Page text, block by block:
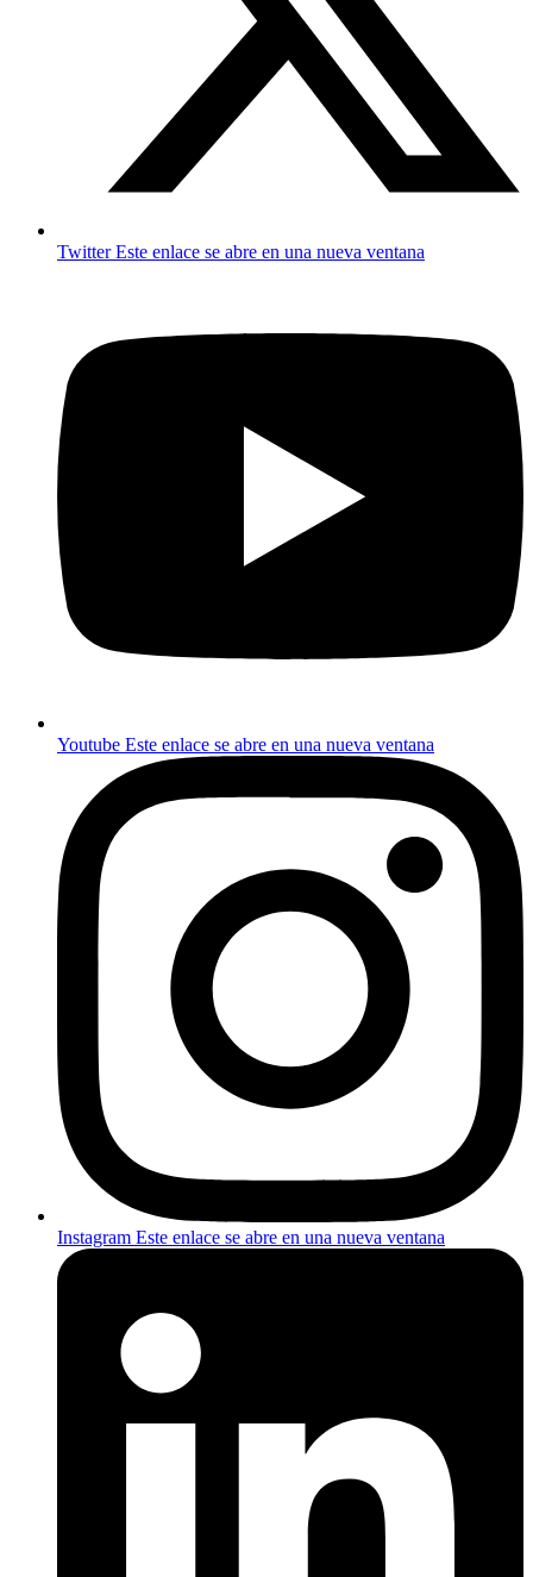
TwitterEste enlace se abre en una nueva ventana
Youtube Este enlace se abre en una nueva ventana
Instagram Este enlace se abre en una nueva ventana